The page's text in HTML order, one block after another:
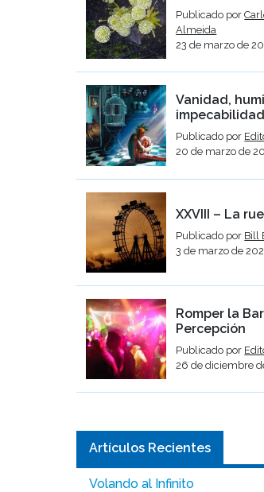
Publicado por
Almeida
23 de marzo de
Vanidad,
impecabilidad
Publicado por
20 de marzo de
XXVIII – La
Publicado por Bill
3 de marzo de
Romper la
Percepción
Publicado por
26 de diciembre
Artículos Recientes
Volando al Infinito